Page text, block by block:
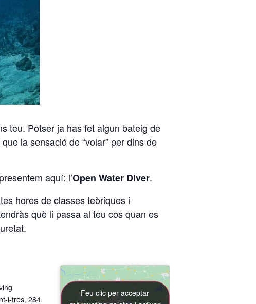
teu. Potser ja has fet algun bateig de
la sensació de “volar” per dins de
aquí: l’Open Water Diver.
hores de classes teòriques i
què li passa al teu cos quan es
i-tres, 284
Feu clic per acceptar
Feu clic per acceptar